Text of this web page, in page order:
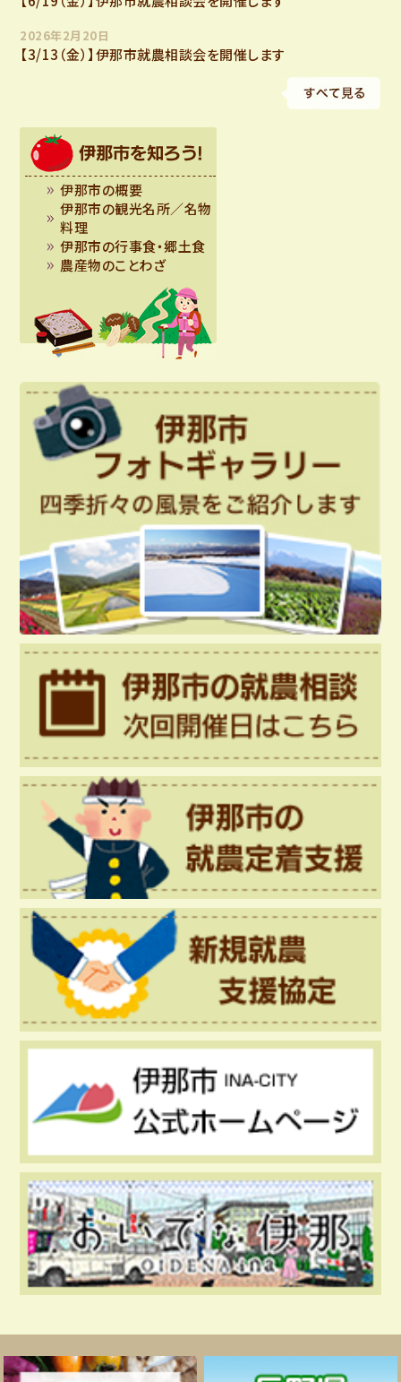
【3/13（金）】伊那市就農相談会を開催します
2026年2月20日
伊那市の概要
伊那市の観光名所／名物
料理
伊那市の行事食・郷土食
農産物のことわざ